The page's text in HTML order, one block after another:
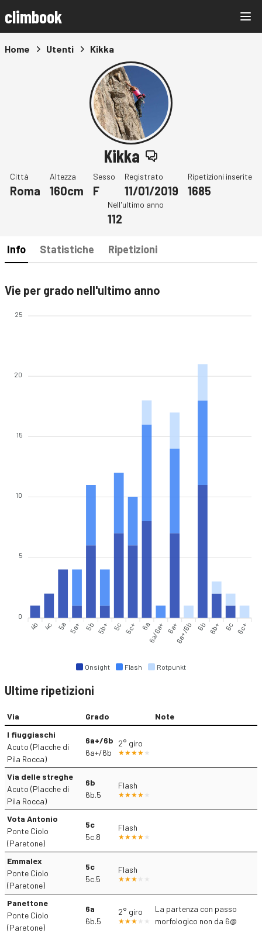
climbook
Home Utenti Kikka
Kikka
Città
Roma
Altezza
160cm
Sesso
F
Registrato
11/01/2019
Ripetizioni inserite
1685
Nell'ultimo anno
112
Info Statistiche Ripetizioni
Vie per grado nell'ultimo anno
Onsight Flash Rotpunkt
25
20
15
10
5
0
4b 4c 5a 5a+ 5b 5b+ 5c 5c+ 6a6a/6a+ 6a+6a+/6b 6b 6b+ 6c 6c+
Ultime ripetizioni
Via Grado
Note
I fiuggiaschi
Acuto (Placche di
Pila Rocca)
6a+/6b
6a+/6b
2° giro
Via delle streghe
Acuto (Placche di
Pila Rocca)
6b
6b.5
Flash
Vota Antonio
Ponte Ciolo
(Paretone)
5c
5c.8
Flash
Emmalex
Ponte Ciolo
(Paretone)
5c
5c.5
Flash
Panettone
Ponte Ciolo
(Paretone)
6a
6b.5
2° giro
La partenza con passo
morfologico non da 6@